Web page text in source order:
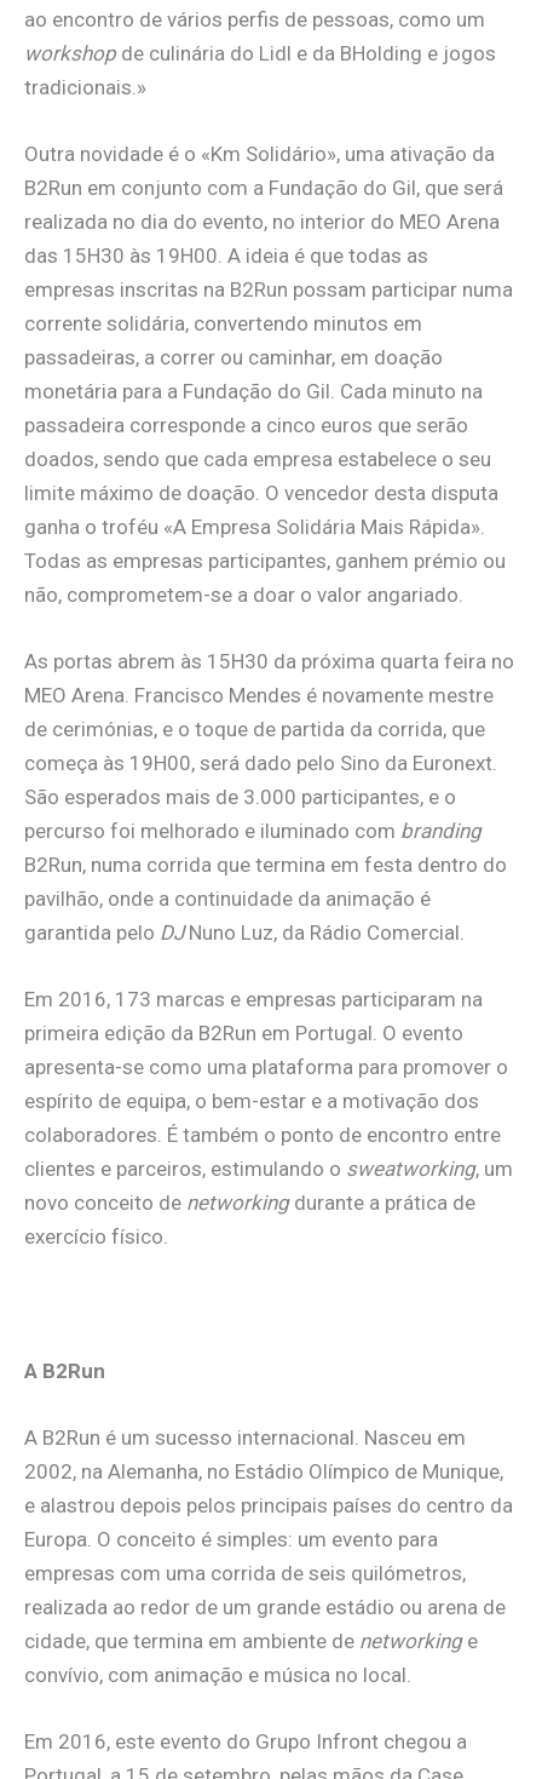
ao encontro de vários perfis de pessoas, como um
workshop de culinária do Lidl e da BHolding e jogos
tradicionais.»
Outra novidade é o «Km Solidário», uma ativação da
B2Run em conjunto com a Fundação do Gil, que será
realizada no dia do evento, no interior do MEO Arena
das 15H30 às 19H00. A ideia é que todas as
empresas inscritas na B2Run possam participar numa
corrente solidária, convertendo minutos em
passadeiras, a correr ou caminhar, em doação
monetária para a Fundação do Gil. Cada minuto na
passadeira corresponde a cinco euros que serão
doados, sendo que cada empresa estabelece o seu
limite máximo de doação. O vencedor desta disputa
ganha o troféu «A Empresa Solidária Mais Rápida».
Todas as empresas participantes, ganhem prémio ou
não, comprometem-se a doar o valor angariado.
As portas abrem às 15H30 da próxima quarta feira no
MEO Arena. Francisco Mendes é novamente mestre
de cerimónias, e o toque de partida da corrida, que
começa às 19H00, será dado pelo Sino da Euronext.
São esperados mais de 3.000 participantes, e o
percurso foi melhorado e iluminado com branding
B2Run, numa corrida que termina em festa dentro do
pavilhão, onde a continuidade da animação é
garantida pelo DJNuno Luz, da Rádio Comercial.
Em 2016, 173 marcas e empresas participaram na
primeira edição da B2Run em Portugal. O evento
apresenta-se como uma plataforma para promover o
espírito de equipa, o bem-estar e a motivação dos
colaboradores. É também o ponto de encontro entre
clientes e parceiros, estimulando o sweatworking, um
novo conceito de networkingdurante a prática de
exercício físico.
A B2Run
A B2Run é um sucesso internacional. Nasceu em
2002, na Alemanha, no Estádio Olímpico de Munique,
e alastrou depois pelos principais países do centro da
Europa. O conceito é simples: um evento para
empresas com uma corrida de seis quilómetros,
realizada ao redor de um grande estádio ou arena de
cidade, que termina em ambiente de networkinge
convívio, com animação e música no local.
Em 2016, este evento do Grupo Infront chegou a